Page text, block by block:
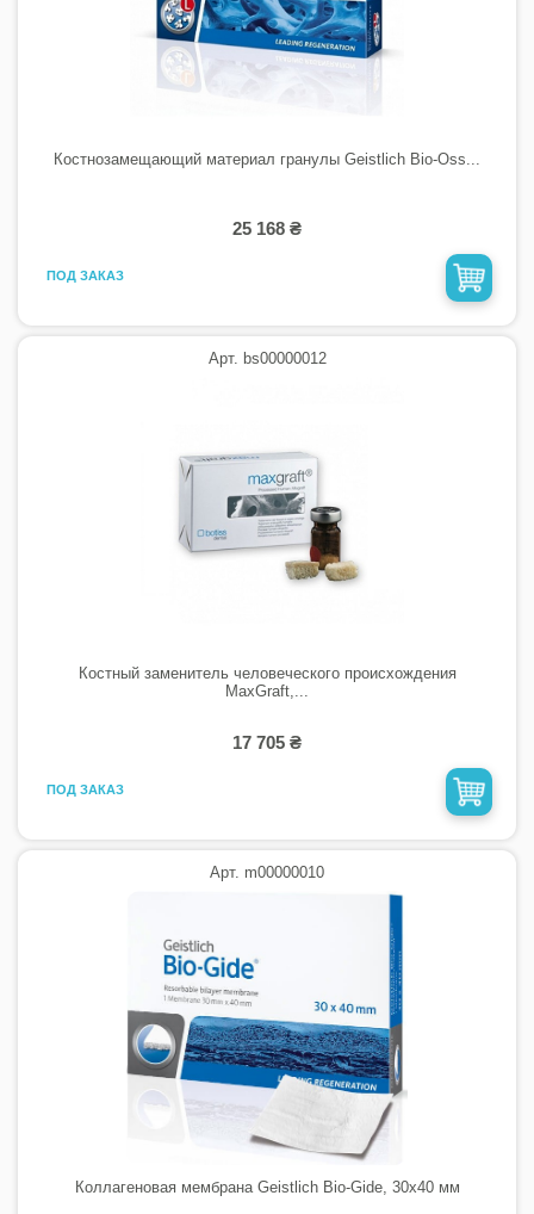
Костнозамещающий материал гранулы Geistlich Bio-Oss...
25 168 ₴
ПОД ЗАКАЗ
Арт. bs00000012
Костный заменитель человеческого происхождения
MaxGraft,...
17 705 ₴
ПОД ЗАКАЗ
Арт. m00000010
Коллагеновая мембрана Geistlich Bio-Gide, 30х40 мм